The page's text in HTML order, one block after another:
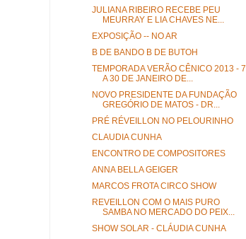
JULIANA RIBEIRO RECEBE PEU
MEURRAY E LIA CHAVES NE...
EXPOSIÇÃO -- NO AR
B DE BANDO B DE BUTOH
TEMPORADA VERÃO CÊNICO 2013 - 7
A 30 DE JANEIRO DE...
NOVO PRESIDENTE DA FUNDAÇÃO
GREGÓRIO DE MATOS - DR...
PRÉ RÉVEILLON NO PELOURINHO
CLAUDIA CUNHA
ENCONTRO DE COMPOSITORES
ANNA BELLA GEIGER
MARCOS FROTA CIRCO SHOW
REVEILLON COM O MAIS PURO
SAMBA NO MERCADO DO PEIX...
SHOW SOLAR - CLÁUDIA CUNHA